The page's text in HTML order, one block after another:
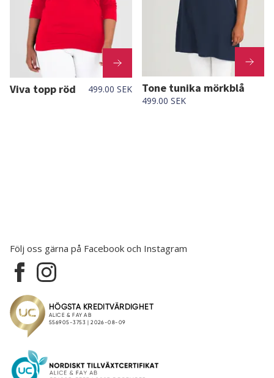
Viva topp röd 499.00 SEK Tone tunika mörkblå
499.00 SEK
Följ oss gärna på Facebook och Instagram